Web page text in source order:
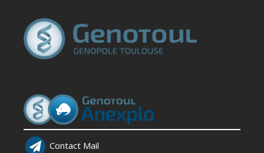
Contact Mail